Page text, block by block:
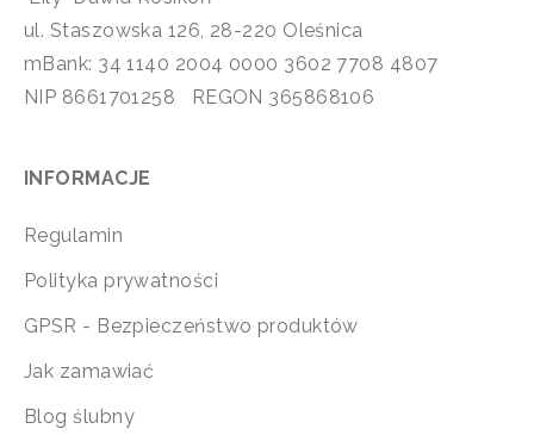
ul. Staszowska 126, 28-220 Oleśnica
mBank: 34 1140 2004 0000 3602 7708 4807
NIP 8661701258 REGON 365868106
INFORMACJE
Regulamin
Polityka prywatności
GPSR - Bezpieczeństwo produktów
Jak zamawiać
Blog ślubny